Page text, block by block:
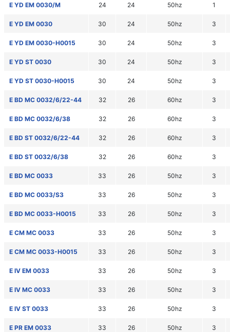
E YD EM 0030/M 24 24 50hz 1
E YD EM 0030 30 24 50hz 3
E YD EM 0030-H0015 30 24 50hz 3
E YD ST 0030 30 24 50hz 3
E YD ST 0030-H0015 30 24 50hz 3
E BD MC 0032/6/22-44 32 26 60hz 3
E BD MC 0032/6/38 32 26 60hz 3
E BD ST 0032/6/22-44 32 26 60hz 3
E BD ST 0032/6/38 32 26 60hz 3
E BD MC 0033 33 26 50hz 3
E BD MC 0033/S3 33 26 50hz 3
E BD MC 0033-H0015 33 26 50hz 3
E CM MC 0033 33 26 50hz 3
E CM MC 0033-H0015 33 26 50hz 3
E IV EM 0033 33 26 50hz 3
E IV MC 0033 33 26 50hz 3
E IV ST 0033 33 26 50hz 3
E PR EM 0033 33 26 50hz 3